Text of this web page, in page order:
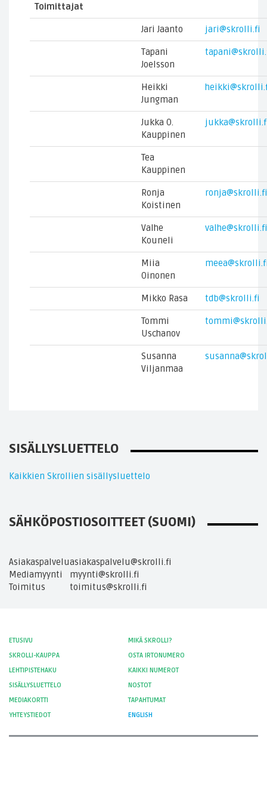
Toimittajat
Jari Jaanto jari@skrolli.fi
Tapani
Joelsson
Heikki
Jungman
Jukka O.
Kauppinen
Tea
Kauppinen
Ronja
Koistinen
ronja@skrolli.fi
Valhe
Kouneli
valhe@skrolli.fi
Miia
Oinonen
Mikko Rasa tdb@skrolli.fi
Tommi
Uschanov
Susanna
Viljanmaa
SISÄLLYSLUETTELO
Kaikkien Skrollien sisällysluettelo
SÄHKÖPOSTIOSOITTEET (SUOMI)
Asiakaspalveluasiakaspalvelu@skrolli.fi
Mediamyynti
myynti@skrolli.fi
Toimitus
toimitus@skrolli.fi
ETUSIVU
MIKÄ SKROLLI?
SKROLLI-KAUPPA
OSTA IRTONUMERO
LEHTIPISTEHAKU
KAIKKI NUMEROT
SISÄLLYSLUETTELO
NOSTOT
MEDIAKORTTI
TAPAHTUMAT
YHTEYSTIEDOT
ENGLISH